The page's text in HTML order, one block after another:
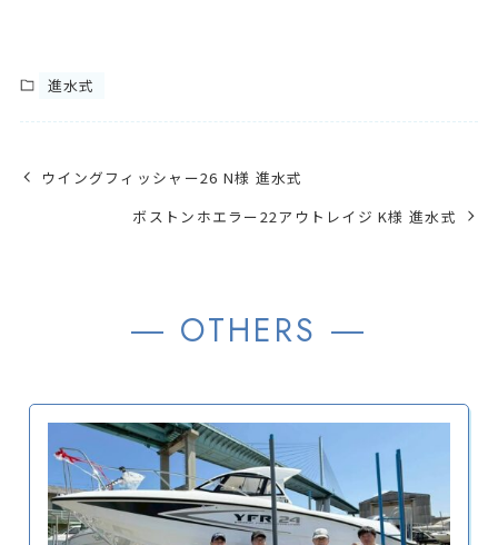
進水式
ウイングフィッシャー26 N様 進水式
ボストンホエラー22アウトレイジ K様 進水式
― OTHERS ―